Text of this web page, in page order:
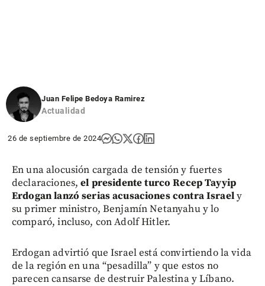
Juan Felipe Bedoya Ramirez
Actualidad
26 de septiembre de 2024
En una alocusión cargada de tensión y fuertes
declaraciones,el presidente turco Recep Tayyip
Erdogan lanzó serias acusaciones contra Israely
su primer ministro, Benjamín Netanyahu y lo
comparó, incluso, con Adolf Hitler.
Erdogan advirtió que Israel está convirtiendo la vida
de la región en una “pesadilla” y que estos no
parecen cansarse de destruir Palestina y Líbano.